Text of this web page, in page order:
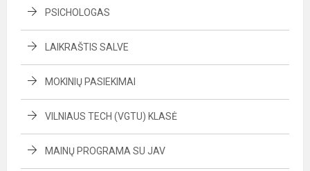
PSICHOLOGAS
LAIKRAŠTIS SALVE
MOKINIŲ PASIEKIMAI
VILNIAUS TECH (VGTU) KLASĖ
MAINŲ PROGRAMA SU JAV